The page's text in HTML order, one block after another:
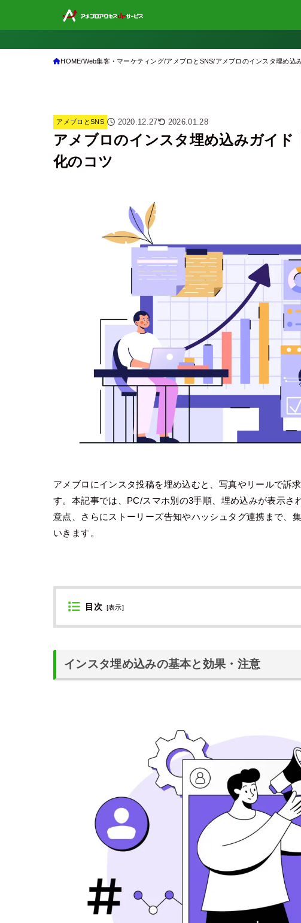
HOME Web集客・マーケティング アメブロとSNS アメブロのインスタ埋め込
アメブロとSNS 2020.12.27 2026.01.28
アメブロのインスタ埋め込みガイド
化のコツ
アメブロにインスタ投稿を埋め込むと、写真やリールで訴
す。本記事では、PC/スマホ別の3手順、埋め込みが表示さ
意点、さらにストーリーズ告知やハッシュタグ連携まで、
いきます。
目次 [表示]
インスタ埋め込みの基本と効果・注意